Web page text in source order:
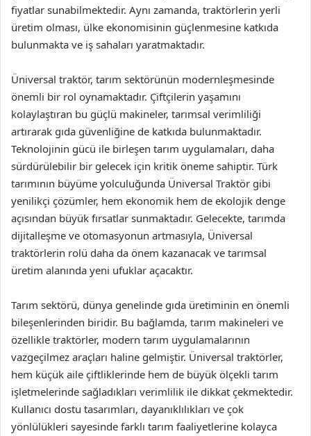
fiyatlar sunabilmektedir. Aynı zamanda, traktörlerin yerli
üretim olması, ülke ekonomisinin güçlenmesine katkıda
bulunmakta ve iş sahaları yaratmaktadır.
Üniversal traktör, tarım sektörünün modernleşmesinde
önemli bir rol oynamaktadır. Çiftçilerin yaşamını
kolaylaştıran bu güçlü makineler, tarımsal verimliliği
artırarak gıda güvenliğine de katkıda bulunmaktadır.
Teknolojinin gücü ile birleşen tarım uygulamaları, daha
sürdürülebilir bir gelecek için kritik öneme sahiptir. Türk
tarımının büyüme yolculuğunda Üniversal Traktör gibi
yenilikçi çözümler, hem ekonomik hem de ekolojik denge
açısından büyük fırsatlar sunmaktadır. Gelecekte, tarımda
dijitalleşme ve otomasyonun artmasıyla, Üniversal
traktörlerin rolü daha da önem kazanacak ve tarımsal
üretim alanında yeni ufuklar açacaktır.
Tarım sektörü, dünya genelinde gıda üretiminin en önemli
bileşenlerinden biridir. Bu bağlamda, tarım makineleri ve
özellikle traktörler, modern tarım uygulamalarının
vazgeçilmez araçları haline gelmiştir. Üniversal traktörler,
hem küçük aile çiftliklerinde hem de büyük ölçekli tarım
işletmelerinde sağladıkları verimlilik ile dikkat çekmektedir.
Kullanıcı dostu tasarımları, dayanıklılıkları ve çok
yönlülükleri sayesinde farklı tarım faaliyetlerine kolayca